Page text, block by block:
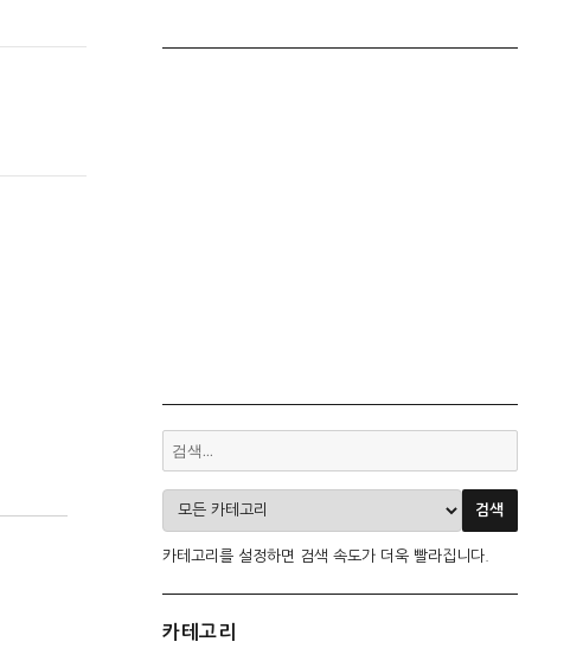
카테고리를 설정하면 검색 속도가 더욱 빨라집니다.
카테고리